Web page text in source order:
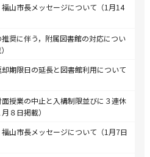
福山市長メッセージについて（1月14
推奨に伴う，附属図書館の対応につい
却期限日の延長と図書館利用について
面授業の中止と入構制限並びに３連休
８日掲載）
福山市長メッセージについて（1月7日